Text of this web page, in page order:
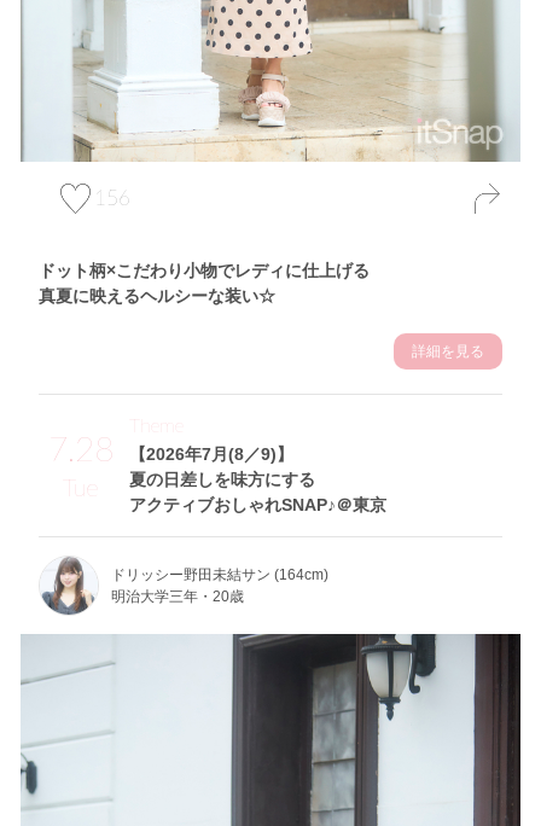
156
ドット柄×こだわり小物でレディに仕上げる
真夏に映えるヘルシーな装い☆
詳細を見る
7.28
Tue
【2026年7月(8／9)】
夏の日差しを味方にする
アクティブおしゃれSNAP♪＠東京
Theme
ドリッシー野田未結サン (164cm)
明治大学三年・20歳